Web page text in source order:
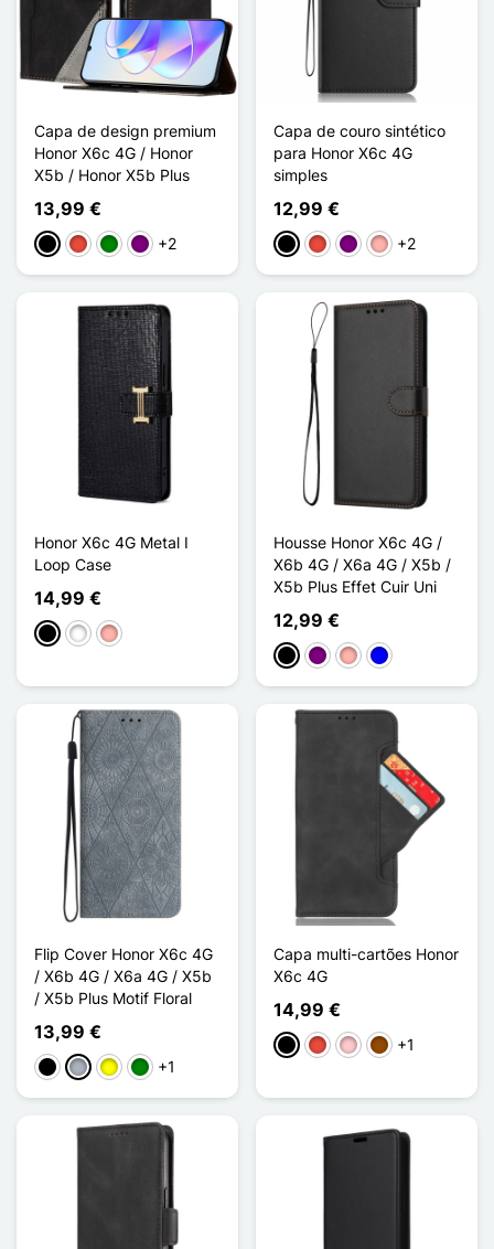
Capa de design premium
Honor X6c 4G / Honor
X5b / Honor X5b Plus
13,99 €
PretoVermelho
VerdePúrpura
+2
Capa de couro sintético
para Honor X6c 4G
simples
12,99 €
PretoVermelho
PúrpuraOuro rosa
+2
Honor X6c 4G Metal I
Loop Case
14,99 €
PretoBrancoOuro rosa
Housse Honor X6c 4G /
X6b 4G / X6a 4G / X5b /
X5b Plus Effet Cuir Uni
12,99 €
PretoPúrpuraOuro rosa
Azul
Flip Cover Honor X6c 4G
/ X6b 4G / X6a 4G / X5b
/ X5b Plus Motif Floral
13,99 €
PretoCinzento
AmareloVerde
+1
Capa multi-cartões Honor
X6c 4G
14,99 €
PretoVermelho
RosaCastanho
+1